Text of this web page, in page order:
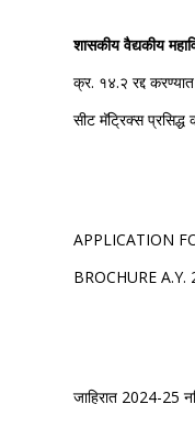
शासकीय वैद्यकीय
क्र. १४.२ रद्द
सीट मॅट्रिक्स
APPLICATION
BROCHURE A.Y.
जाहिरात 2024-25